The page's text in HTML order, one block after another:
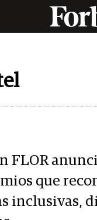
FLOR
que
inclusivas,